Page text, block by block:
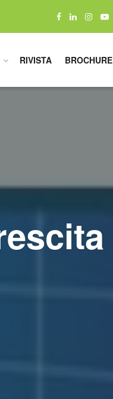
RIVISTA BROCHURE